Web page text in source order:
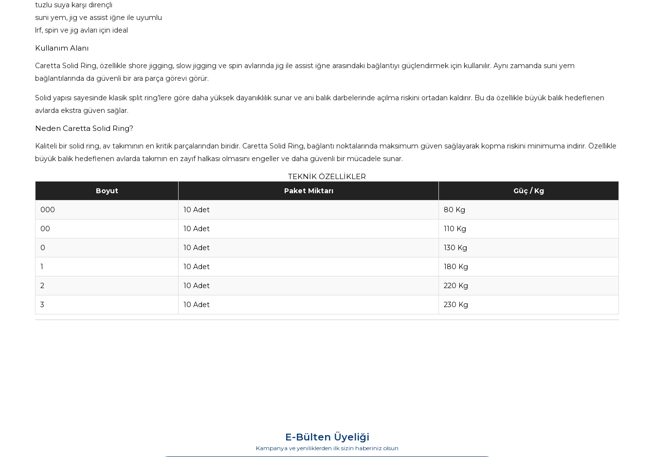
tuzlu suya karşı dirençli
suni yem, jig ve assist iğne ile uyumlu
lrf, spin ve jig avları için ideal
Kullanım Alanı
Caretta Solid Ring, özellikle shore jigging, slow jigging ve spin avlarında jig ile assist iğne arasındaki bağlantıyı güçlendirmek için kullanılır. Aynı zamanda suni yem
bağlantılarında da güvenli bir ara parça görevi görür.
Solid yapısı sayesinde klasik split ring’lere göre daha yüksek dayanıklılık sunar ve ani balık darbelerinde açılma riskini ortadan kaldırır. Bu da özellikle büyük balık hedeflenen
avlarda ekstra güven sağlar.
Neden Caretta Solid Ring?
Kaliteli bir solid ring, av takımının en kritik parçalarından biridir. Caretta Solid Ring, bağlantı noktalarında maksimum güven sağlayarak kopma riskini minimuma indirir. Özellikle
büyük balık hedeflenen avlarda takımın en zayıf halkası olmasını engeller ve daha güvenli bir mücadele sunar.
TEKNİK ÖZELLİKLER
Boyut Paket Miktarı Güç / Kg
000 10 Adet 80 Kg
00 10 Adet 110 Kg
0 10 Adet 130 Kg
1 10 Adet 180 Kg
2 10 Adet 220 Kg
3 10 Adet 230 Kg
E-Bülten Üyeliği
Kampanya ve yeniliklerden ilk sizin haberiniz olsun